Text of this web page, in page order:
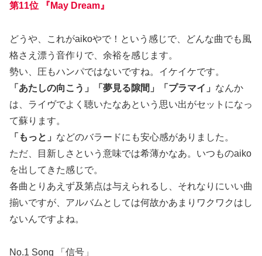
第11位 『May Dream』
どうや、これがaikoやで！という感じで、どんな曲でも風
格さえ漂う音作りで、余裕を感じます。
勢い、圧もハンパではないですね。イケイケです。
「あたしの向こう」「夢見る隙間」「プラマイ」 なんか
は、ライヴでよく聴いたなあという思い出がセットになっ
て蘇ります。
「もっと」 などのバラードにも安心感がありました。
ただ、目新しさという意味では希薄かなあ。いつものaiko
を出してきた感じで。
各曲とりあえず及第点は与えられるし、それなりにいい曲
揃いですが、アルバムとしては何故かあまりワクワクはし
ないんですよね。
No.1 Song 「信号」